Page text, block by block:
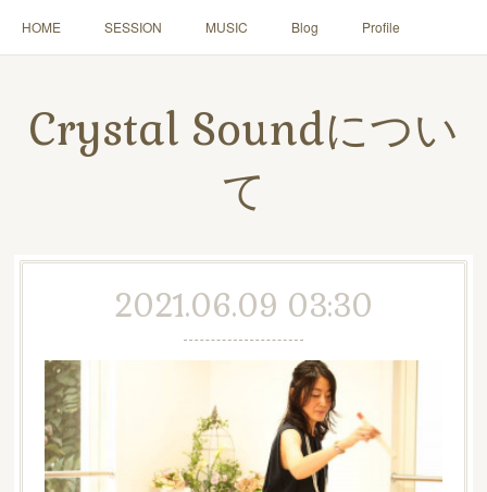
HOME SESSION MUSIC Blog Profile
Crystal Soundについ
て
2021.06.09 03:30